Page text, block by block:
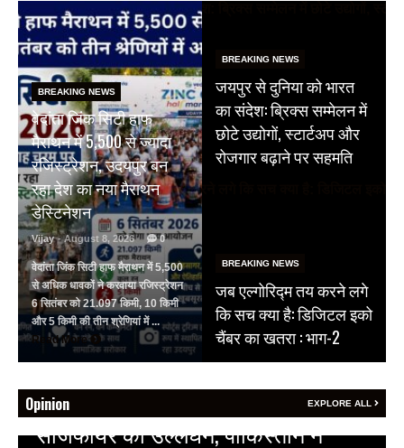
BREAKING NEWS
वेदांता जिंक सिटी हाफ
मैराथन में 5,500 से ज्यादा
रजिस्ट्रेशन, उदयपुर बन
रहा देश का नया मैराथन
डेस्टिनेशन
Vijay - August 8, 2026 0
वेदांता जिंक सिटी हाफ मैराथन में 5,500
से अधिक धावकों ने करवाया रजिस्ट्रेशन
6 सितंबर को 21.097 किमी, 10 किमी
और 5 किमी की तीन श्रेणियां में ...
Read More
BREAKING NEWS
जयपुर से दुनिया को भारत
का संदेश: ब्रिक्स सम्मेलन में
छोटे उद्योगों, स्टार्टअप और
रोजगार बढ़ाने पर सहमति
BREAKING NEWS
जब एल्गोरिद्म तय करने लगे
कि सच क्या है: डिजिटल इको
चैंबर का खतरा : भाग-2
Opinion EXPLORE ALL